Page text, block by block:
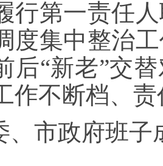
行第一责任
度集中整治
后“新老”交
作不断档、
、市政府班子